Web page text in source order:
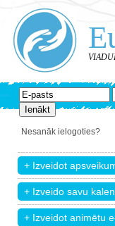
Nesanāk ielogoties?